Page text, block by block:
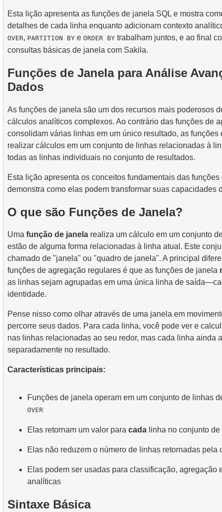
3. Mapa de Assentos da Aeronave
Esta lição apresenta as funções de janela SQL e mostra
detalhes de cada linha enquanto adicionam contexto
OVER, PARTITION BY e ORDER BY trabalham juntos, e ao final
consultas básicas de janela com Sakila.
Funções de Janela para Análise
Dados
As funções de janela são um dos recursos mais poderosos
cálculos analíticos complexos. Ao contrário das funções de
consolidam várias linhas em um único resultado, as funções
realizar cálculos em um conjunto de linhas relacionadas à
todas as linhas individuais no conjunto de resultados.
Esta lição apresenta os conceitos fundamentais das
demonstra como elas podem transformar suas capacidades
O que são Funções de Janela?
Uma função de janela realiza um cálculo em um conjunto
estão de alguma forma relacionadas à linha atual. Este
chamado de "janela" ou "quadro de janela". A principal
funções de agregação regulares é que as funções de janela
as linhas sejam agrupadas em uma única linha de
identidade.
Pense nisso como olhar através de uma janela em
percorre seus dados. Para cada linha, você pode ver e
nas linhas relacionadas ao seu redor, mas cada linha ainda
separadamente no resultado.
Características principais:
Funções de janela operam em um conjunto de linhas
OVER
Elas retornam um valor para cada linha no conjunto
Elas não reduzem o número de linhas retornadas pela
Elas podem ser usadas para classificação, agregação
analíticas
Sintaxe Básica